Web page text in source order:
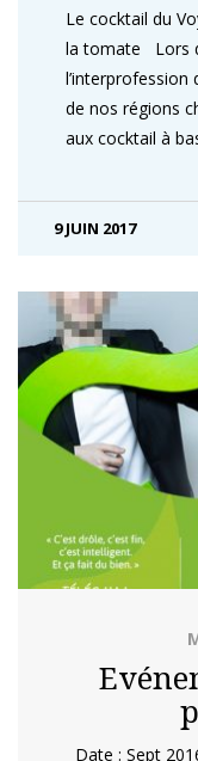
Le cocktail du
la tomate Lors
de nos régions
aux cocktail à
9 JUIN 2017
Date : Sept